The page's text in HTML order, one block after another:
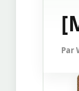
Par